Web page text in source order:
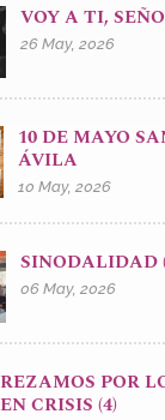
VOY A TI,
26 May, 2026
10 DE MAYO
ÁVILA
10 May, 2026
SINODALIDAD
06 May, 2026
REZAMOS POR
EN CRISIS (4)